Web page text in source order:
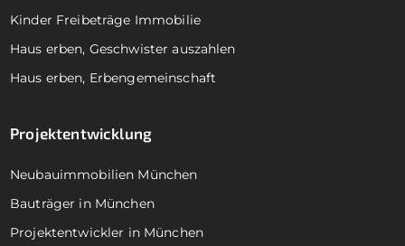
Kinder Freibeträge Immobilie
Haus erben, Geschwister auszahlen
Haus erben, Erbengemeinschaft
Projektentwicklung
Neubauimmobilien München
Bauträger in München
Projektentwickler in München